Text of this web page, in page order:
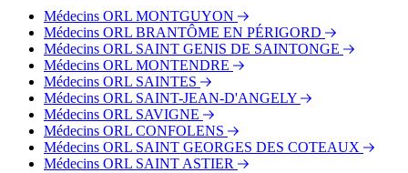
Médecins ORL MONTGUYON
Médecins ORL BRANTÔME EN PÉRIGORD
Médecins ORL SAINT GENIS DE SAINTONGE
Médecins ORL MONTENDRE
Médecins ORL SAINTES
Médecins ORL SAINT-JEAN-D'ANGELY
Médecins ORL SAVIGNE
Médecins ORL CONFOLENS
Médecins ORL SAINT GEORGES DES COTEAUX
Médecins ORL SAINT ASTIER